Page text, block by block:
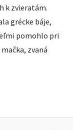
k zvieratám.
grécke báje,
pomohlo pri
zvaná